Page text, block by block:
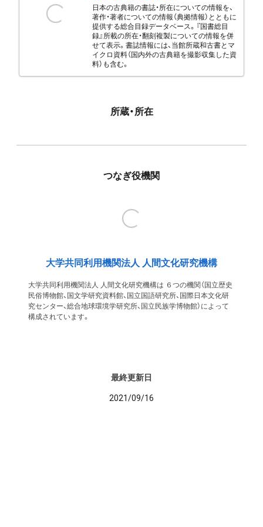
日本の古典籍の書誌・所在についての情報を、
著作・著者についての情報（典拠情報）とともに
提供する総合目録データベース。『国書総目
録』所載の所在・翻刻複製についての情報を併
せて表示。書誌情報には、当館所蔵和古書とマ
イクロ資料（国内外の古典籍を撮影収集した資
料）も含む。
所蔵・所在
つなぎ役機関
大学共同利用機関法人 人間文化研究機構
大学共同利用機関法人 人間文化研究機構は ６つの機関（国立歴史
民俗博物館、国文学研究資料館、国立国語研究所、国際日本文化研
究センター、総合地球環境学研究所、国立民族学博物館）によって
構成されています。
最終更新日
2021/09/16